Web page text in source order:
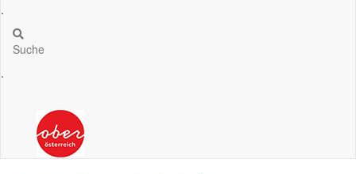
.
Suche
.